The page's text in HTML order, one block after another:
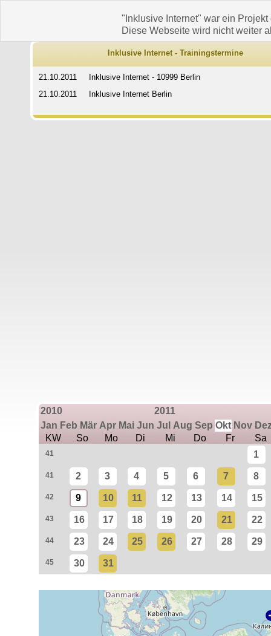
"Inklusive Internet" war ein
Diese Webseite wird nicht weiter
Inklusive Internet - Trainingstermine
21.10.2011
Inklusive Internet - 10999 Berlin
21.10.2011
Inklusive Internet Berlin
2010
2011
Jan Feb Mär Apr Mai Jun Jul Aug Sep Okt Nov
KW
So Mo Di Mi Do Fr Sa
41 1
41 2 3 4 5 6 7 8
42 9 10 11 12 13 14 15
43 16 17 18 19 20 21 22
44 23 24 25 26 27 28 29
45 30 31